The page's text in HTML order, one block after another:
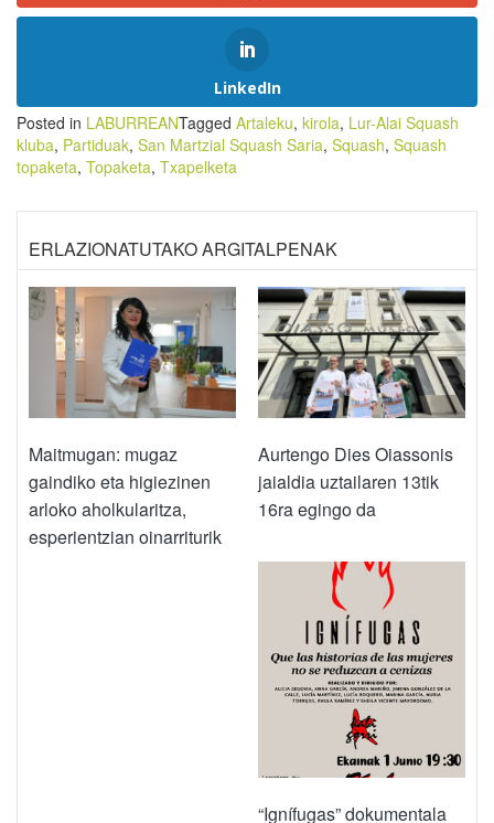
LinkedIn
Posted in LABURREANTagged Artaleku, kirola, Lur-Alai Squash
kluba, Partiduak, San Martzial Squash Saria, Squash, Squash
topaketa, Topaketa, Txapelketa
ERLAZIONATUTAKO ARGITALPENAK
Maitmugan: mugaz
gaindiko eta higiezinen
arloko aholkularitza,
esperientzian oinarriturik
Aurtengo Dies Oiassonis
jaialdia uztailaren 13tik
16ra egingo da
“Ignífugas” dokumentala